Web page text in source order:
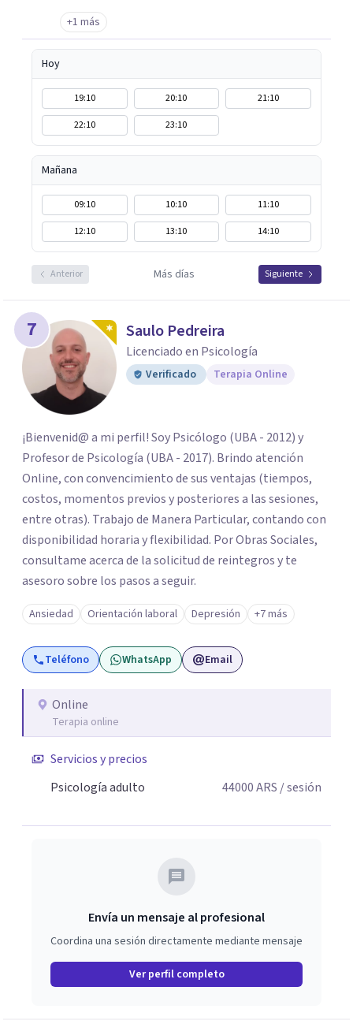
+1 más
Hoy
19:10 20:10
21:10
22:10
23:10
Mañana
09:10 10:10
11:10
12:10
13:10 14:10
Anterior Más días Siguiente
7 Saulo Pedreira
Licenciado en Psicología
Verificado Terapia Online
¡Bienvenid@ a mi perfil! Soy Psicólogo (UBA - 2012) y
Profesor de Psicología (UBA - 2017). Brindo atención
Online, con convencimiento de sus ventajas (tiempos,
costos, momentos previos y posteriores a las sesiones,
entre otras). Trabajo de Manera Particular, contando con
disponibilidad horaria y flexibilidad. Por Obras Sociales,
consultame acerca de la solicitud de reintegros y te
asesoro sobre los pasos a seguir.
Ansiedad Orientación laboral Depresión +7 más
Teléfono WhatsApp Email
Online
Terapia online
Servicios y precios
Psicología adulto
44000ARS / sesión
Envía un mensaje al profesional
Coordina una sesión directamente mediante mensaje
Ver perfil completo